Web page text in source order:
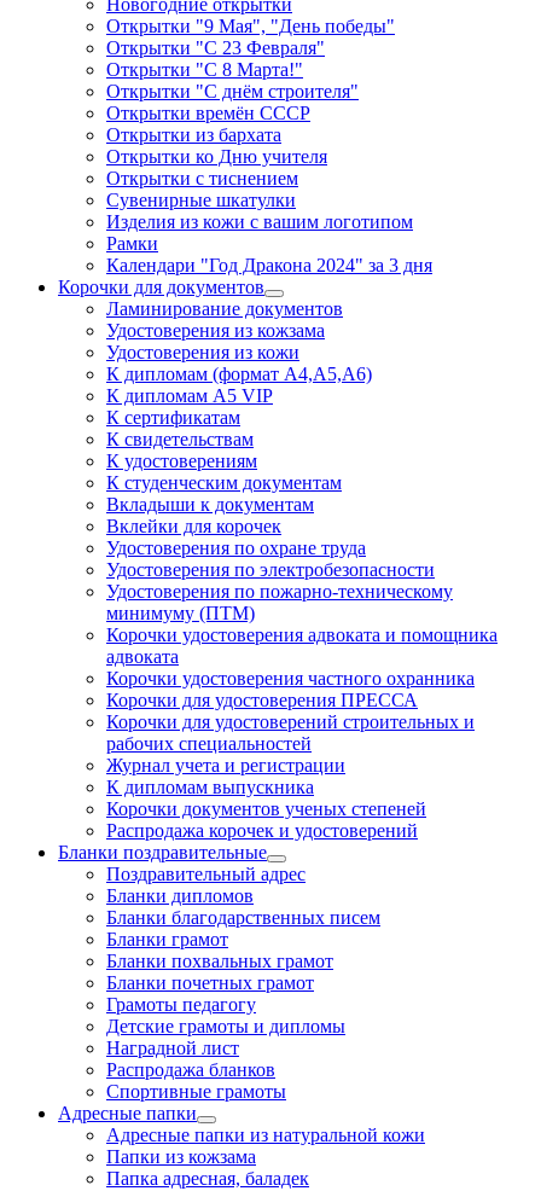
Открытки "9 Мая", "День победы"
Открытки "С 23 Февраля"
Открытки "С 8 Марта!"
Открытки "С днём строителя"
Открытки времён СССР
Открытки из бархата
Открытки ко Дню учителя
Открытки с тиснением
Сувенирные шкатулки
Изделия из кожи с вашим логотипом
Рамки
Календари "Год Дракона 2024" за 3 дня
Корочки для документов
Ламинирование документов
Удостоверения из кожзама
Удостоверения из кожи
К дипломам (формат А4,А5,А6)
К дипломам А5 VIP
К сертификатам
К свидетельствам
К удостоверениям
К студенческим документам
Вкладыши к документам
Вклейки для корочек
Удостоверения по охране труда
Удостоверения по электробезопасности
Удостоверения по пожарно-техническому
минимуму (ПТМ)
Корочки удостоверения адвоката и помощника
адвоката
Корочки удостоверения частного охранника
Корочки для удостоверения ПРЕССА
Корочки для удостоверений строительных и
рабочих специальностей
Журнал учета и регистрации
К дипломам выпускника
Корочки документов ученых степеней
Распродажа корочек и удостоверений
Бланки поздравительные
Поздравительный адрес
Бланки дипломов
Бланки благодарственных писем
Бланки грамот
Бланки похвальных грамот
Бланки почетных грамот
Грамоты педагогу
Детские грамоты и дипломы
Наградной лист
Распродажа бланков
Спортивные грамоты
Адресные папки
Адресные папки из натуральной кожи
Папки из кожзама
Папка адресная, баладек